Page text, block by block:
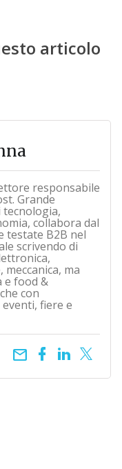
articolo
responsabile
Grande
collabora dal
testate B2B nel
scrivendo di
ma
e food &
con
fiere e
email